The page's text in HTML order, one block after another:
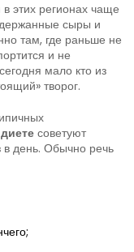
этих регионах чаще
сыры и
там, где раньше не
и не
мало кто из
творог.
советуют
в день. Обычно речь